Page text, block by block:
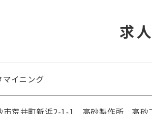
求
イニング
市荒井町新浜2-1-1 高砂製作所 高砂